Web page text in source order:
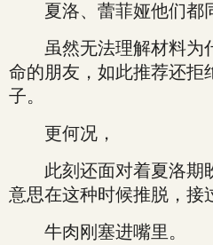
夏洛、蕾菲娅他们都同
虽然无法理解材料为
命的朋友，如此推荐还拒
子。
更何况，
此刻还面对着夏洛期
意思在这种时候推脱，接
牛肉刚塞进嘴里。